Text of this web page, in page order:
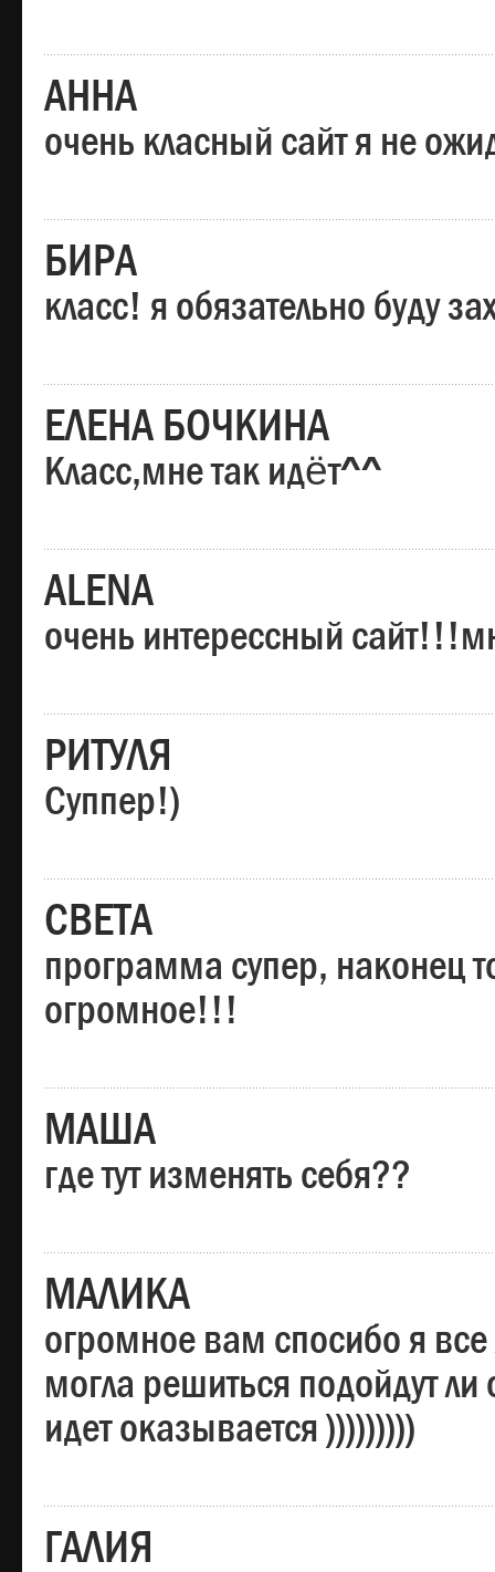
АННА
очень класный сайт я не
БИРА
класс! я обязательно буду
ЕЛЕНА БОЧКИНА
Класс,мне так идёт^^
ALENA
очень интерессный
РИТУЛЯ
Суппер!)
СВЕТА
программа супер, наконец
огромное!!!
МАША
где тут изменять себя??
МАЛИКА
огромное вам спосибо я
могла решиться подойдут ли
идет оказывается )))))))))
ГАЛИЯ